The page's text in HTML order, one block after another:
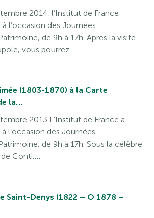
2014, l’Institut de France
l’occasion des Journées
de 9h à 17h. Après la visite
vous pourrez…
(1803-1870) à la Carte
la…
2013 L’Institut de France a
l’occasion des Journées
de 9h à 17h. Sous la célèbre
Conti,…
Saint-Denys (1822 – O 1878 –